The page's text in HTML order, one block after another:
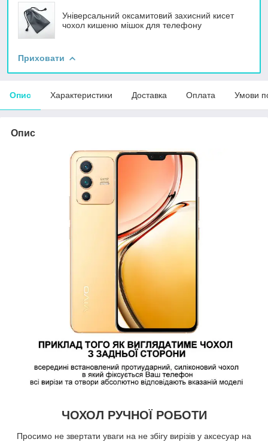
Універсальний оксамитовий захисний кисет
чохол кишеню мішок для телефону
Приховати
Опис Характеристики Доставка Оплата Умови
Опис
ЧОХОЛ РУЧНОЇ РОБОТИ
Просимо не звертати уваги на не збігу вирізів у аксесуар на